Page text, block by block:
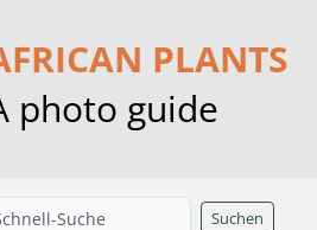
PLANTS
photo guide
Suchen